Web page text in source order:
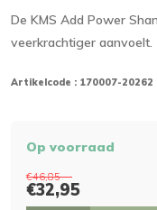
De KMS Add Power
veerkrachtiger aanvoelt.
Artikelcode : 170007-20262
Op voorraad
€46,85
€32,95